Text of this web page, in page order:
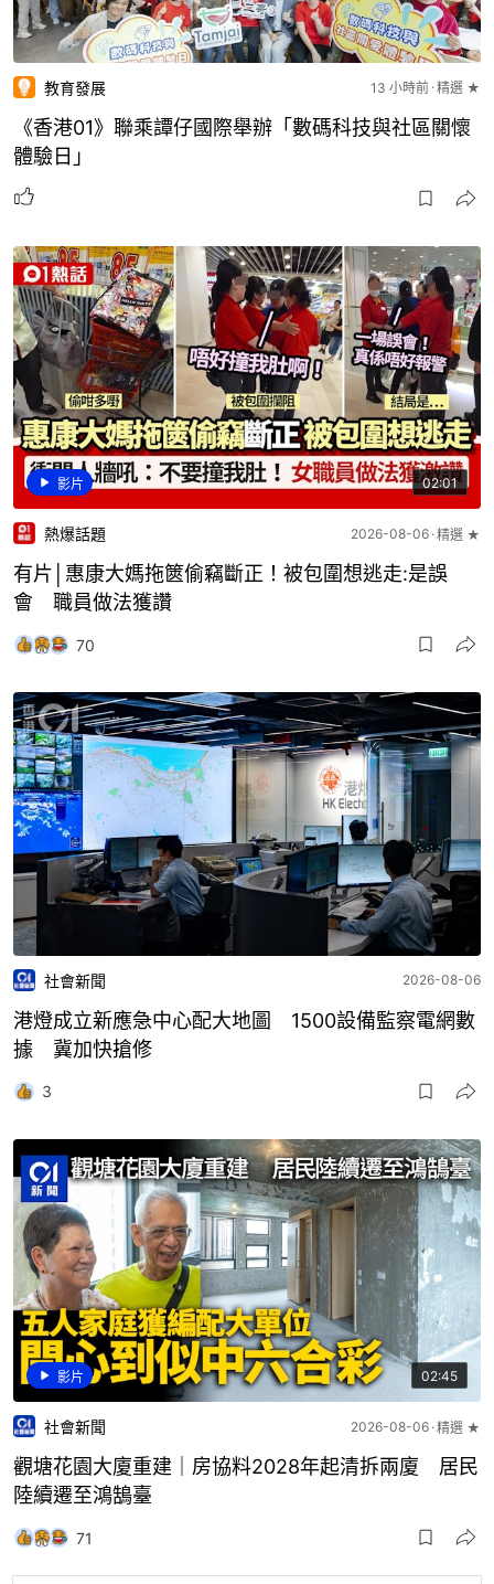
教育發展 13 小時前 精選 ★
《香港01》聯乘譚仔國際舉辦「數碼科技與社區關懷
體驗日」
影片 02:01
熱爆話題 2026-08-06 精選 ★
有片│惠康大媽拖篋偷竊斷正！被包圍想逃走:是誤
會 職員做法獲讚
70
社會新聞 2026-08-06
港燈成立新應急中心配大地圖 1500設備監察電網數
據 冀加快搶修
3
影片 02:45
社會新聞 2026-08-06 精選 ★
觀塘花園大廈重建｜房協料2028年起清拆兩廈 居民
陸續遷至鴻鵠臺
71